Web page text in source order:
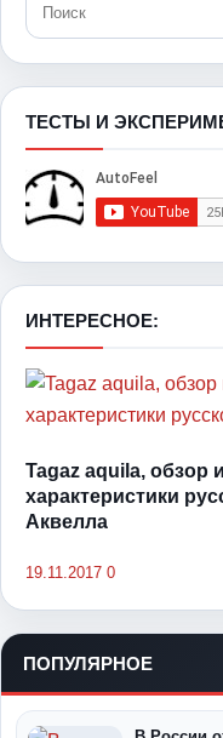
ТЕСТЫ И
ИНТЕРЕСНОЕ:
Tagaz aquila, обзор
характеристики
Аквелла
19.11.2017 0
ПОПУЛЯРНОЕ